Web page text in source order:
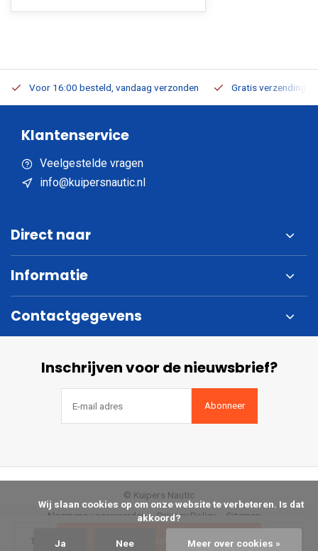
Bestellen
Voor 16:00 besteld, vandaag verzonden Gratis verzending
Klantenservice
Veelgestelde vragen
info@kuipersnautic.nl
Direct naar
Informatie
Contactgegevens
Inschrijven voor de nieuwsbrief?
Abonneer
Algemene voorwaarden Privacy Policy Sitemap
© Kuipers Nautic
akkoord?
Ja Nee Meer over cookies »